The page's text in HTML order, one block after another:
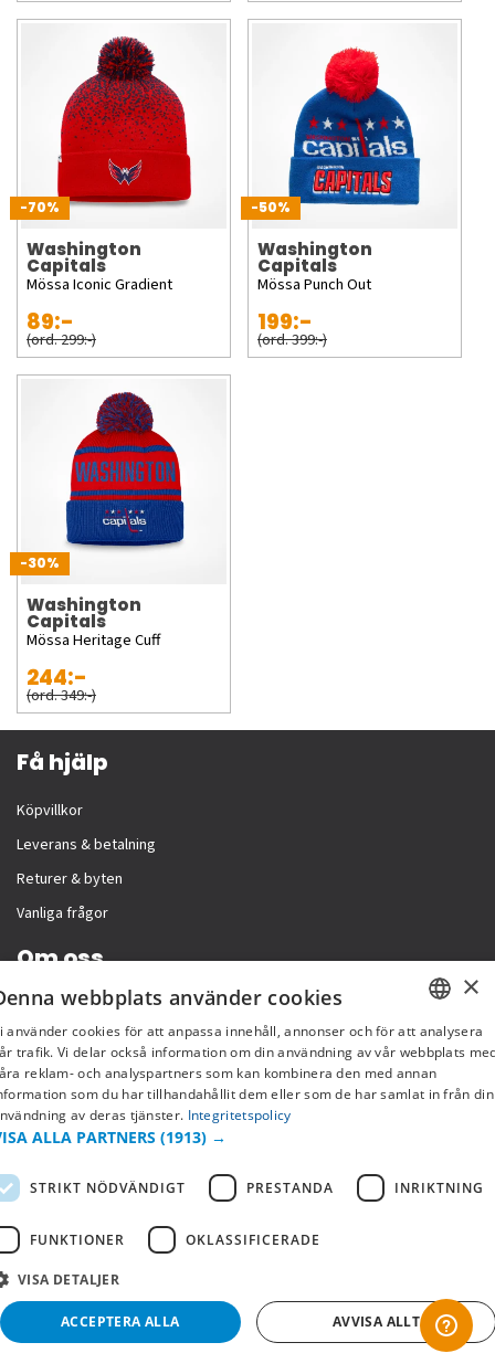
-70%
Washington
Capitals
Mössa Iconic Gradient
89:-
(ord. 299:-)
-50%
Washington
Capitals
Mössa Punch Out
199:-
(ord. 399:-)
-30%
Washington
Capitals
Mössa Heritage Cuff
244:-
(ord. 349:-)
Få hjälp
Köpvillkor
Leverans & betalning
Returer & byten
Vanliga frågor
Om oss
Företagsinformation
Copyright © 2019 This site is Licensed to 377 Sport AB
SWEDISH
FI
×
webbplats använder cookies
använder cookies för att anpassa innehåll, annonser och för att analysera
trafik. Vi delar också information om din användning av vår webbplats
reklam- och analyspartners som kan kombinera den med annan
som du har tillhandahållit dem eller som de har samlat in från din
av deras tjänster. Integritetspolicy
ALLA PARTNERS (1913) →
STRIKT NÖDVÄNDIGT PRESTANDA INRIKTNING
FUNKTIONER OKLASSIFICERADE
VISA DETALJER
ACCEPTERA ALLA AVVISA ALLT